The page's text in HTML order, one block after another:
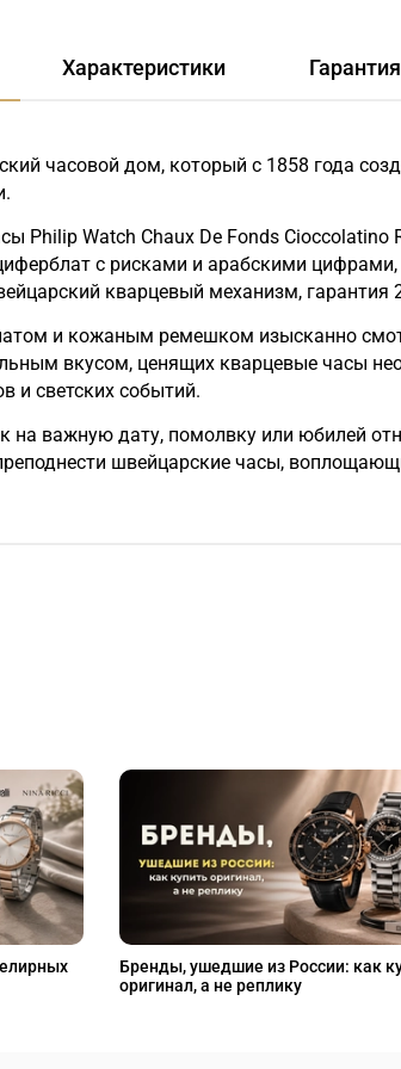
Характеристики Гарантия
часовой дом, который с 1858 года
Philip Watch Chaux De Fonds
с рисками и арабскими
кварцевый механизм, гарантия
и кожаным ремешком изысканно
вкусом, ценящих кварцевые часы
и светских событий.
на важную дату, помолвку или юбилей
швейцарские часы,
Бренды, ушедшие из России: как
оригинал, а не реплику